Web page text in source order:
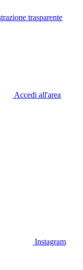
trasparente
Accedi all'area
Instagram